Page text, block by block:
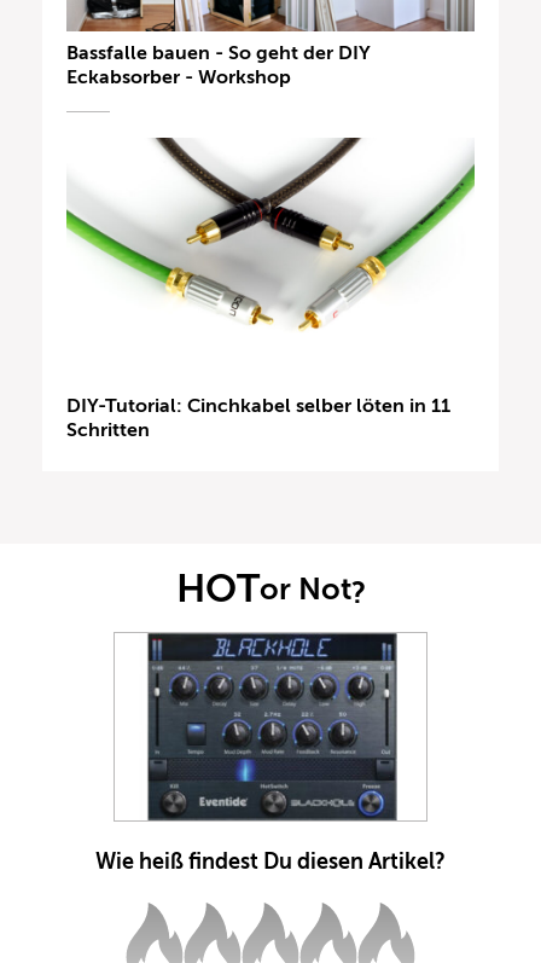
Bassfalle bauen - So geht der DIY
Eckabsorber - Workshop
DIY-Tutorial: Cinchkabel selber löten in 11
Schritten
HOTor Not?
Wie heiß findest Du diesen Artikel?